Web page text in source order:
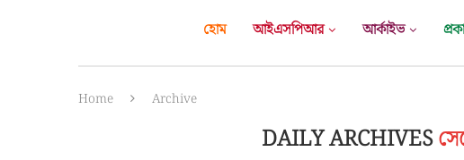
হোম আইএসপিআর আর্কাইভ
Home Archive
DAILY ARCHIVES